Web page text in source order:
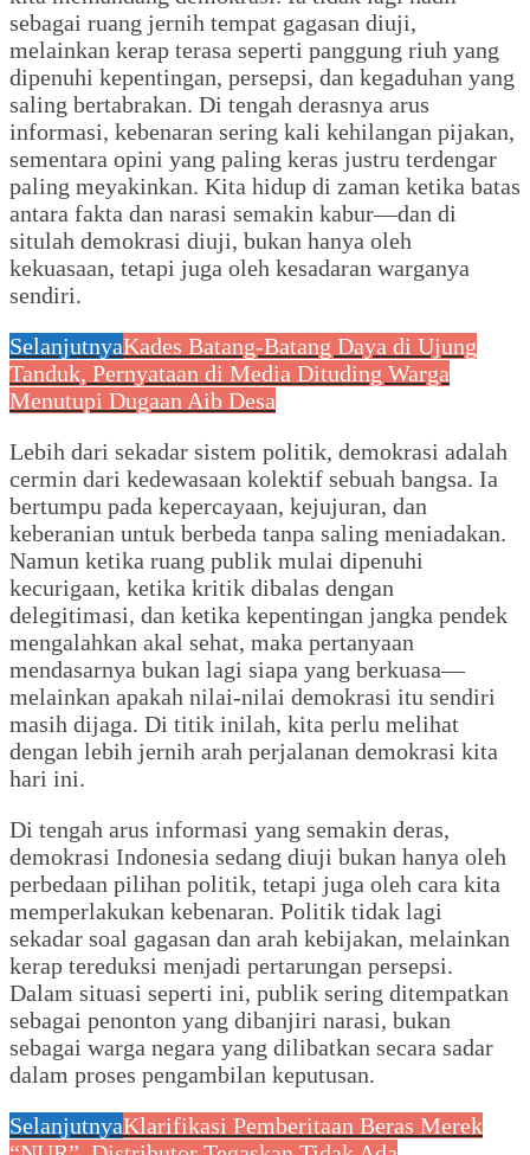
sebagai ruang jernih tempat gagasan diuji,
melainkan kerap terasa seperti panggung riuh yang
dipenuhi kepentingan, persepsi, dan kegaduhan yang
saling bertabrakan. Di tengah derasnya arus
informasi, kebenaran sering kali kehilangan pijakan,
sementara opini yang paling keras justru terdengar
paling meyakinkan. Kita hidup di zaman ketika batas
antara fakta dan narasi semakin kabur—dan di
situlah demokrasi diuji, bukan hanya oleh
kekuasaan, tetapi juga oleh kesadaran warganya
sendiri.
SelanjutnyaKades Batang-Batang Daya di Ujung
Tanduk, Pernyataan di Media Dituding Warga
Menutupi Dugaan Aib Desa
Lebih dari sekadar sistem politik, demokrasi adalah
cermin dari kedewasaan kolektif sebuah bangsa. Ia
bertumpu pada kepercayaan, kejujuran, dan
keberanian untuk berbeda tanpa saling meniadakan.
Namun ketika ruang publik mulai dipenuhi
kecurigaan, ketika kritik dibalas dengan
delegitimasi, dan ketika kepentingan jangka pendek
mengalahkan akal sehat, maka pertanyaan
mendasarnya bukan lagi siapa yang berkuasa—
melainkan apakah nilai-nilai demokrasi itu sendiri
masih dijaga. Di titik inilah, kita perlu melihat
dengan lebih jernih arah perjalanan demokrasi kita
hari ini.
Di tengah arus informasi yang semakin deras,
demokrasi Indonesia sedang diuji bukan hanya oleh
perbedaan pilihan politik, tetapi juga oleh cara kita
memperlakukan kebenaran. Politik tidak lagi
sekadar soal gagasan dan arah kebijakan, melainkan
kerap tereduksi menjadi pertarungan persepsi.
Dalam situasi seperti ini, publik sering ditempatkan
sebagai penonton yang dibanjiri narasi, bukan
sebagai warga negara yang dilibatkan secara sadar
dalam proses pengambilan keputusan.
SelanjutnyaKlarifikasi Pemberitaan Beras Merek